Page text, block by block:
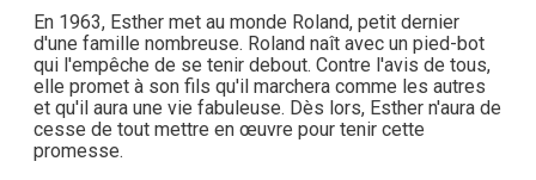
En 1963, Esther met au monde Roland, petit dernier
d'une famille nombreuse. Roland naît avec un pied-bot
qui l'empêche de se tenir debout. Contre l'avis de tous,
elle promet à son fils qu'il marchera comme les autres
et qu'il aura une vie fabuleuse. Dès lors, Esther n'aura de
cesse de tout mettre en œuvre pour tenir cette
promesse.